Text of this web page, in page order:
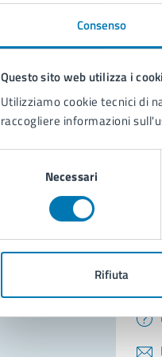
Consenso
Questo sito web utilizza i
Utilizziamo cookie tecnici di
raccogliere informazioni
Necessari
Rifiuta
Valuta la